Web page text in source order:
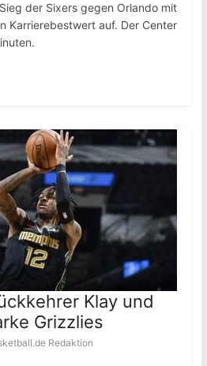
der Sixers gegen Orlando mit
Karrierebestwert auf. Der Center
Klay und
Grizzlies
Redaktion